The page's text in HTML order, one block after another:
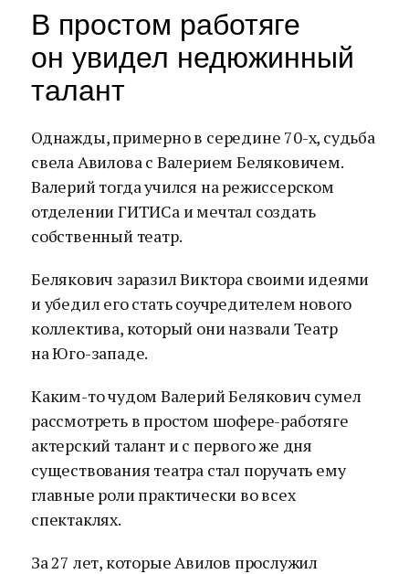
В простом работяге
он увидел недюжинный
талант
Однажды, примерно в середине 70-х, судьба
свела Авилова с Валерием Беляковичем.
Валерий тогда учился на режиссерском
отделении ГИТИСа и мечтал создать
собственный театр.
Белякович заразил Виктора своими идеями
и убедил его стать соучредителем нового
коллектива, который они назвали Театр
на Юго-западе.
Каким-то чудом Валерий Белякович сумел
рассмотреть в простом шофере-работяге
актерский талант и с первого же дня
существования театра стал поручать ему
главные роли практически во всех
спектаклях.
За 27 лет, которые Авилов прослужил